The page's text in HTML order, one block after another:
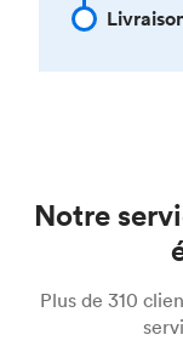
Notre
Plus de 310